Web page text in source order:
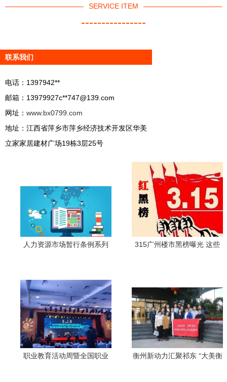
SERVICE ITEM
----------------
联系我们
电话：1397942**
邮箱：13979927c**747@139.com
网址： www.bx0799.com
地址：江西省萍乡市萍乡经济技术开发区华美
立家家居建材广场19栋3层25号
人力资源市场暂行条例系列
315广州楼市黑榜曝光 这些
职业教育活动周暨全国职业
衡州新动力汇聚祁东 “大美衡